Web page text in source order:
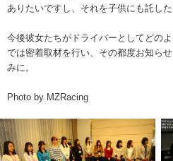
ありたいですし、それを子供にも託した
今後彼女たちがドライバーとしてどの
では密着取材を行い、その都度お知ら
みに。
Photo by MZRacing